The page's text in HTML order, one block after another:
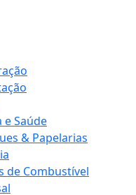
e Saúde
& Papelarias
de Combustível